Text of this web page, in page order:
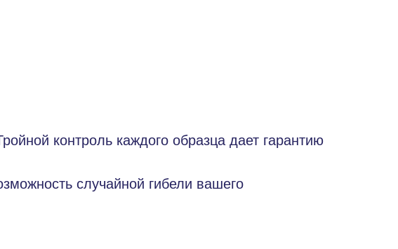
контроль каждого образца дает гарантию
случайной гибели вашего